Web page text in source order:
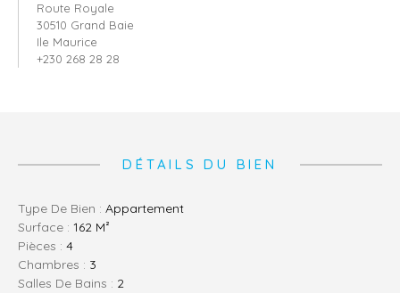
Route Royale
30510 Grand Baie
Ile Maurice
+230 268 28 28
DÉTAILS DU BIEN
Type De Bien : Appartement
Surface : 162 M²
Pièces : 4
Chambres : 3
Salles De Bains : 2